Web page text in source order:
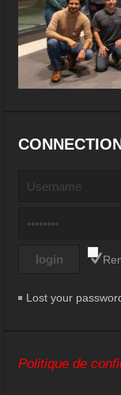
Lost your
Politique de